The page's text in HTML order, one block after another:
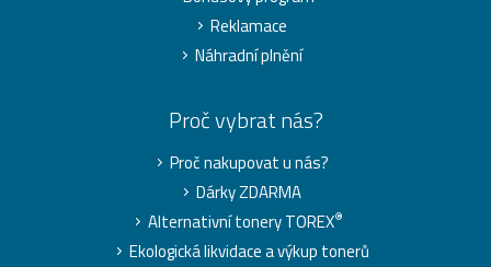
Reklamace
Náhradní plnění
Proč vybrat nás?
Proč nakupovat u nás?
Dárky ZDARMA
Alternativní tonery TOREX®
Ekologická likvidace a výkup tonerů